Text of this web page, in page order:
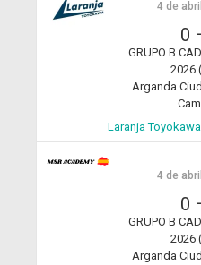
4 de
0
GRUPO B
2026
Arganda
Laranja
4 de
0
GRUPO B
2026
Arganda